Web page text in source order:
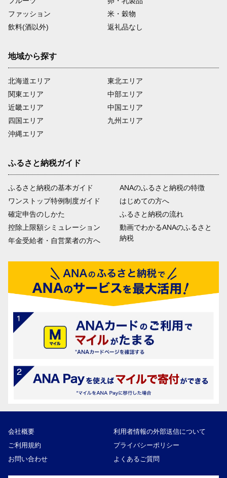
ファッション
米・穀物
飲料(酒以外)
返礼品なし
地域から探す
北海道エリア
関東エリア
近畿エリア
四国エリア
沖縄エリア
東北エリア
中部エリア
中国エリア
九州エリア
ふるさと納税ガイド
ふるさと納税の基本ガイド
ワンストップ特例制度ガイド
確定申告のしかた
控除上限額シミュレーション
年金受給者・自営業者の方へ
ANAのふるさと納税の特徴
はじめての方へ
ふるさと納税の流れ
動画でわかるANAのふるさと
納税
会社概要
利用者情報の外部送信について
ご利用規約
プライバシーポリシー
お問い合わせ
よくあるご質問